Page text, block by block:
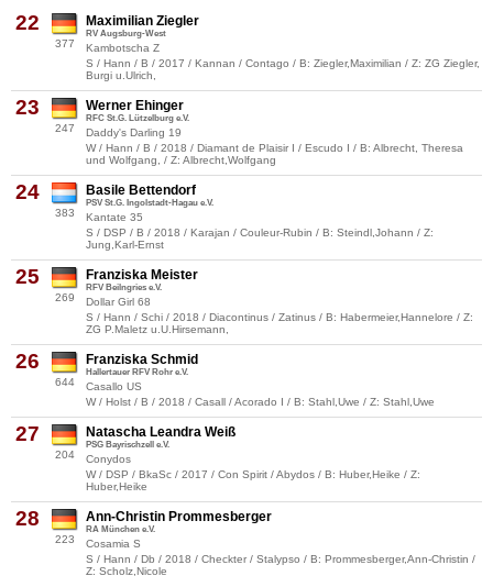
22
377
Maximilian Ziegler
RV Augsburg-West
Kambotscha Z
S / Hann / B / 2017 / Kannan / Contago / B: Ziegler,Maximilian / Z: ZG Ziegler,
Burgi u.Ulrich,
23
247
Werner Ehinger
RFC St.G. Lützelburg e.V.
Daddy's Darling 19
W / Hann / B / 2018 / Diamant de Plaisir I / Escudo I / B: Albrecht, Theresa
und Wolfgang, / Z: Albrecht,Wolfgang
24
383
Basile Bettendorf
PSV St.G. Ingolstadt-Hagau e.V.
Kantate 35
S / DSP / B / 2018 / Karajan / Couleur-Rubin / B: Steindl,Johann / Z:
Jung,Karl-Ernst
25
269
Franziska Meister
RFV Beilngries e.V.
Dollar Girl 68
S / Hann / Schi / 2018 / Diacontinus / Zatinus / B: Habermeier,Hannelore / Z:
ZG P.Maletz u.U.Hirsemann,
26
644
Franziska Schmid
Hallertauer RFV Rohr e.V.
Casallo US
W / Holst / B / 2018 / Casall / Acorado I / B: Stahl,Uwe / Z: Stahl,Uwe
27
204
Natascha Leandra Weiß
PSG Bayrischzell e.V.
Conydos
W / DSP / BkaSc / 2017 / Con Spirit / Abydos / B: Huber,Heike / Z:
Huber,Heike
28
223
Ann-Christin Prommesberger
RA München e.V.
Cosamia S
S / Hann / Db / 2018 / Checkter / Stalypso / B: Prommesberger,Ann-Christin /
Z: Scholz,Nicole